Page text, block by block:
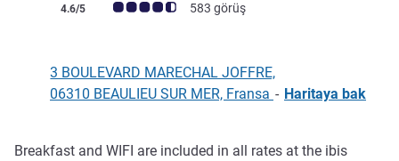
Avis müşterileri puanı (ALL Puanlama)
4.6/5 583 görüş
3 BOULEVARD MARECHAL JOFFRE,
06310 BEAULIEU SUR MER, Fransa - Haritaya bak
Breakfast and WIFI are included in all rates at the ibis